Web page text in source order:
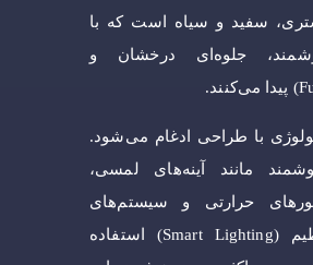
سفید و سیاه است که با
جلوه‌ای درخشان و
با طراحی ادغام می‌شود.
مانند آینه‌های لمسی،
حرارتی و سیستم‌های
روشنایی قابل تنظیم (Smart Lighting) استفاده